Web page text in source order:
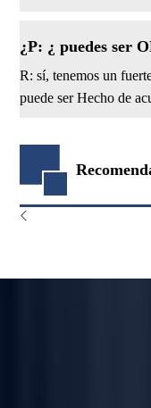
¿P: ¿ puedes ser
R: sí, tenemos un
puede ser Hecho de